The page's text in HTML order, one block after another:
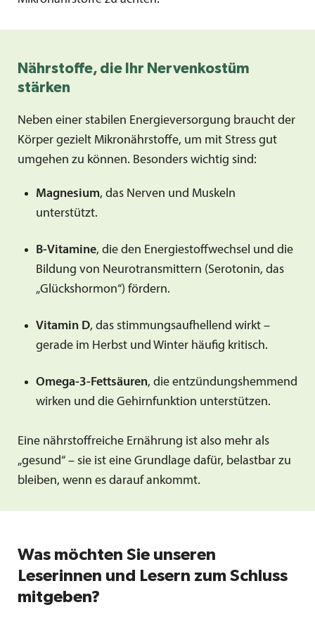
Nährstoffe, die Ihr Nervenkostüm
stärken
Neben einer stabilen Energieversorgung braucht der
Körper gezielt Mikronährstoffe, um mit Stress gut
umgehen zu können. Besonders wichtig sind:
Magnesium, das Nerven und Muskeln
unterstützt.
B-Vitamine, die den Energiestoffwechsel und die
Bildung von Neurotransmittern (Serotonin, das
„Glückshormon“) fördern.
Vitamin D, das stimmungsaufhellend wirkt –
gerade im Herbst und Winter häufig kritisch.
Omega-3-Fettsäuren, die entzündungshemmend
wirken und die Gehirnfunktion unterstützen.
Eine nährstoffreiche Ernährung ist also mehr als
„gesund“ – sie ist eine Grundlage dafür, belastbar zu
bleiben, wenn es darauf ankommt.
Was möchten Sie unseren
Leserinnen und Lesern zum Schluss
mitgeben?